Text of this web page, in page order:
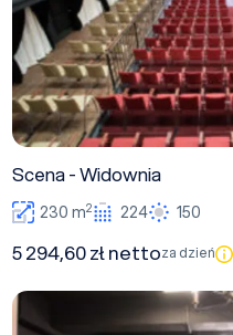
Scena - Widownia
230 m2 224 150
5 294,60 zł nettoza dzień
Foyer